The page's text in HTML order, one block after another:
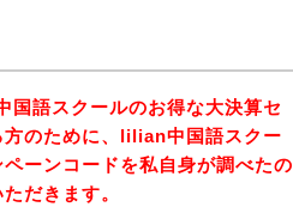
語スクールのお得な大決算セ
のために、lilian中国語スクー
ーンコードを私自身が調べたの
だきます。